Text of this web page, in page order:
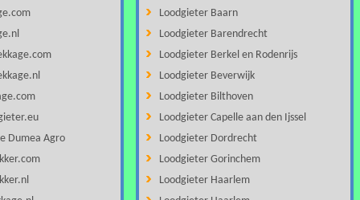
Dumea Agro
Loodgieter Baarn
Loodgieter Barendrecht
Loodgieter Berkel en Rodenrijs
Loodgieter Beverwijk
Loodgieter Bilthoven
Loodgieter Capelle aan den Ijssel
Loodgieter Dordrecht
Loodgieter Gorinchem
Loodgieter Haarlem